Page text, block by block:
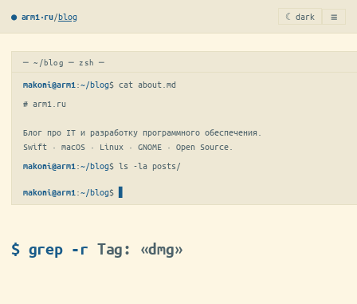
● arm1·ru/blog ☾ dark ≡
─ ~/blog ─ zsh ─
makoni@arm1 :~/blog$ cat about.md
# arm1.ru
Блог про IT и разработку программного обеспечения.
Swift · macOS · Linux · GNOME · Open Source.
makoni@arm1 :~/blog$ ls -la posts/
makoni@arm1 :~/blog$
$ grep -r Tag: «dmg»